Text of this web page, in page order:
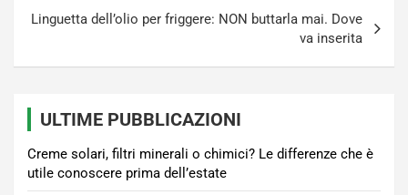
Linguetta dell’olio per friggere: NON buttarla mai. Dove
va inserita
ULTIME PUBBLICAZIONI
Creme solari, filtri minerali o chimici? Le differenze che è
utile conoscere prima dell’estate